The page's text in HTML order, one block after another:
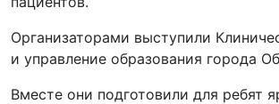
Организаторами выступили
и управление образования города
Вместе они подготовили для ребят